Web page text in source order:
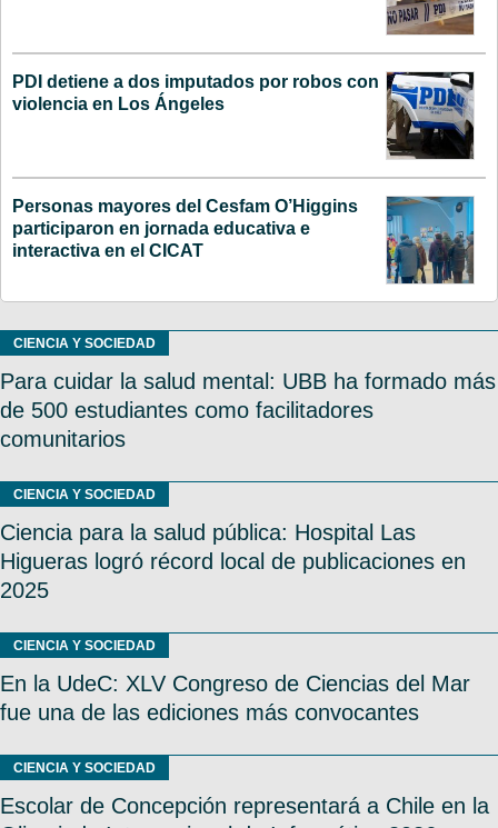
PDI detiene a dos imputados por robos con
violencia en Los Ángeles
Personas mayores del Cesfam O’Higgins
participaron en jornada educativa e
interactiva en el CICAT
CIENCIA Y SOCIEDAD
Para cuidar la salud mental: UBB ha formado más
de 500 estudiantes como facilitadores
comunitarios
CIENCIA Y SOCIEDAD
Ciencia para la salud pública: Hospital Las
Higueras logró récord local de publicaciones en
2025
CIENCIA Y SOCIEDAD
En la UdeC: XLV Congreso de Ciencias del Mar
fue una de las ediciones más convocantes
CIENCIA Y SOCIEDAD
Escolar de Concepción representará a Chile en la